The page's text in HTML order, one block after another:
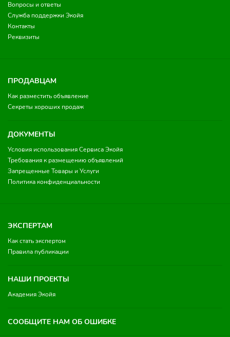
Вопросы и ответы
Служба поддержки Экойя
Контакты
Реквизиты
ПРОДАВЦАМ
Как разместить объявление
Секреты хороших продаж
ДОКУМЕНТЫ
Условия использования Сервиса Экойя
Требования к размещению объявлений
Запрещенные Товары и Услуги
Политика конфиденциальности
ЭКСПЕРТАМ
Как стать экспертом
Правила публикации
НАШИ ПРОЕКТЫ
Академия Экойя
СООБЩИТЕ НАМ ОБ ОШИБКЕ